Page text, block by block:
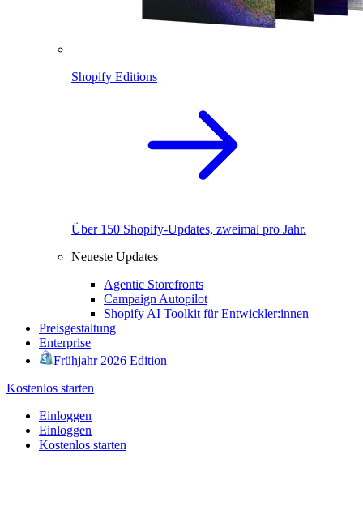
Shopify Editions
Über 150 Shopify-Updates, zweimal pro Jahr.
Neueste Updates
Agentic Storefronts
Campaign Autopilot
Shopify AI Toolkit für Entwickler:innen
Preisgestaltung
Enterprise
Frühjahr 2026 Edition
Kostenlos starten
Einloggen
Einloggen
Kostenlos starten